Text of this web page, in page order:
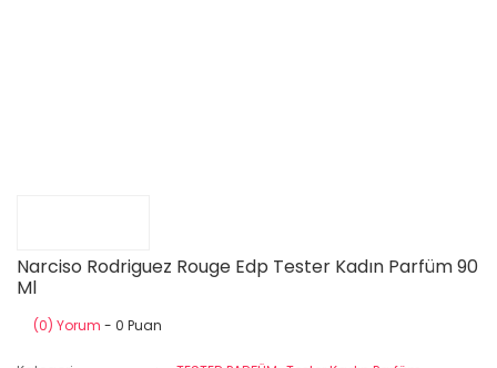
Narciso Rodriguez Rouge Edp Tester Kadın Parfüm 90
Ml
(0) Yorum - 0 Puan